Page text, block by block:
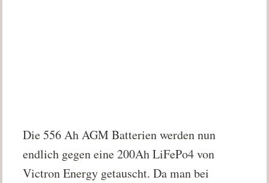
Die 556 Ah AGM Batterien werden nun
endlich gegen eine 200Ah LiFePo4 von
Victron Energy getauscht. Da man bei